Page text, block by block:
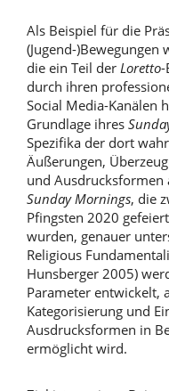
Als Beispiel für die
(Jugend-)Bewegungen
die ein Teil der Loretto-
durch ihren
Social Media-Kanälen
Grundlage ihres
Spezifika der dort
Äußerungen,
und
Sunday Mornings, die
Pfingsten 2020
wurden, genauer
Religious
Hunsberger 2005)
Parameter entwickelt,
Kategorisierung und
Ausdrucksformen in
ermöglicht wird.